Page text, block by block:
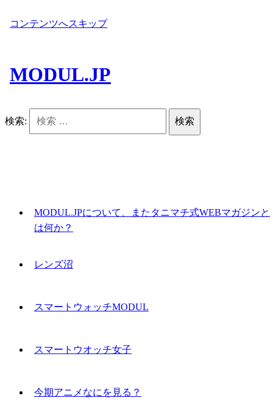
コンテンツへスキップ
MODUL.JP
検索:
MODUL.JPについて、またタニマチ式WEBマガジンと
は何か？
レンズ沼
スマートウォッチMODUL
スマートウオッチ女子
今期アニメなにを見る？